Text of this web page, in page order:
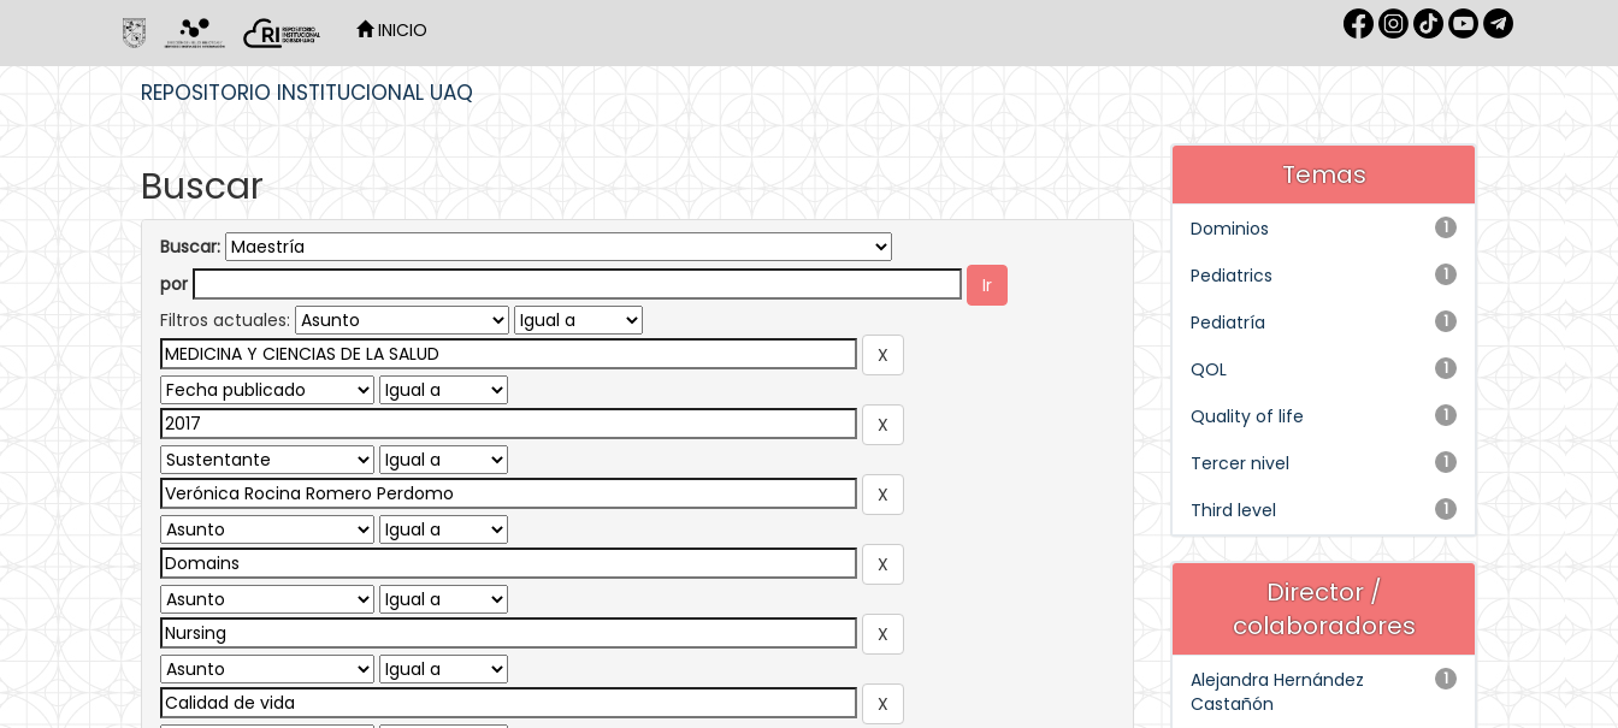
INICIO
REPOSITORIO INSTITUCIONAL UAQ
Buscar
Buscar:
por
Filtros actuales:
Temas
1
Dominios
1
Pediatrics
1
Pediatría
1
QOL
1
Quality of life
1
Tercer nivel
1
Third level
Director /
colaboradores
1
Alejandra Hernández
Castañón